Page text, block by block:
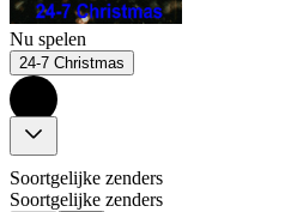
Nu spelen
24-7 Christmas
Soortgelijke zenders
Soortgelijke zenders